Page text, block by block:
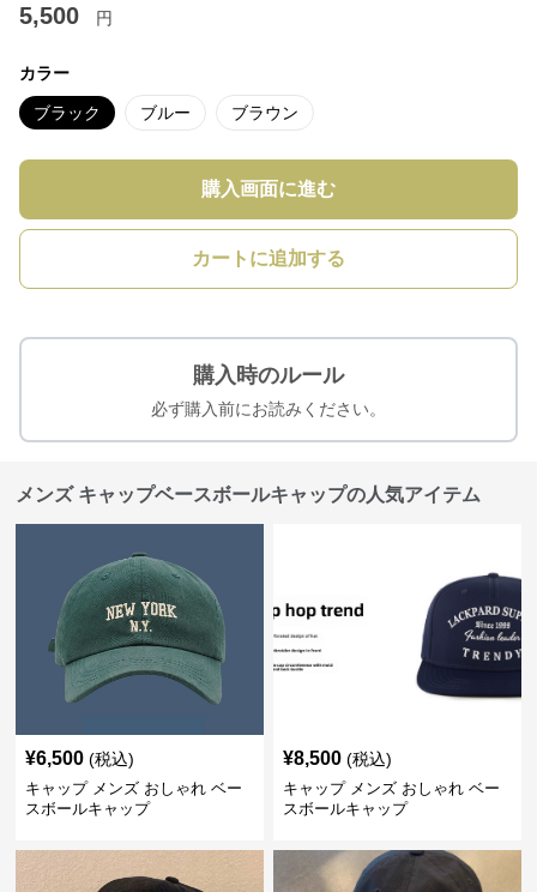
5,500 円
カラー
ブラック ブルー ブラウン
購入画面に進む
カートに追加する
購入時のルール
必ず購入前にお読みください。
メンズ キャップベースボールキャップの人気アイテム
¥6,500 (税込)
キャップ メンズ おしゃれ ベー
スボールキャップ
¥8,500 (税込)
キャップ メンズ おしゃれ ベー
スボールキャップ